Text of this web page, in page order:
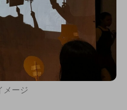
メージ